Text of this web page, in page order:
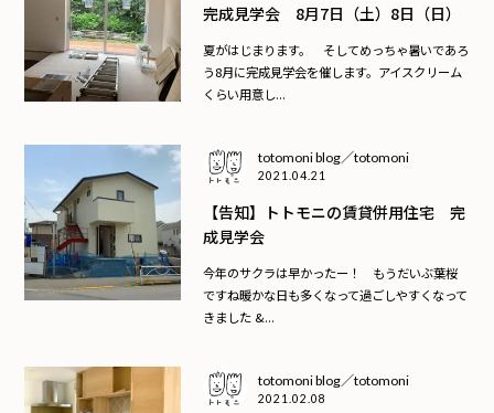
完成見学会 8月7日（土）8日（日）
夏がはじまります。 そしてめっちゃ暑いであろ
う8月に完成見学会を催します。アイスクリーム
くらい用意し...
totomoni blog／totomoni
2021.04.21
【告知】トトモニの賃貸併用住宅 完
成見学会
今年のサクラは早かったー！ もうだいぶ葉桜
ですね暖かな日も多くなって過ごしやすくなって
きました &...
totomoni blog／totomoni
2021.02.08